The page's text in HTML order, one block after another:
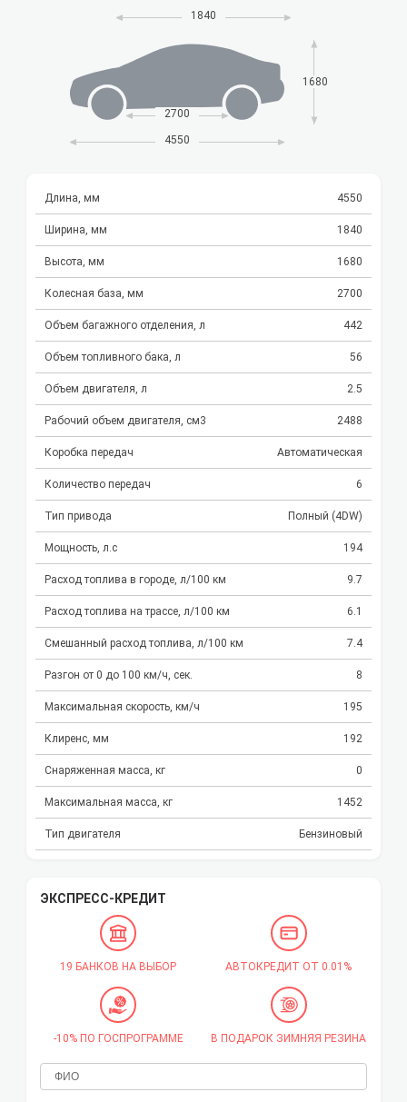
1840
2700
1680
4550
Длина, мм 4550
Ширина, мм 1840
Высота, мм 1680
Колесная база, мм 2700
Объем багажного отделения, л 442
Объем топливного бака, л 56
Объем двигателя, л 2.5
Рабочий объем двигателя, см3 2488
Коробка передач Автоматическая
Количество передач 6
Тип привода Полный (4DW)
Мощность, л.с 194
Расход топлива в городе, л/100 км 9.7
Расход топлива на трассе, л/100 км 6.1
Смешанный расход топлива, л/100 км 7.4
Разгон от 0 до 100 км/ч, сек. 8
Максимальная скорость, км/ч 195
Клиренс, мм 192
Снаряженная масса, кг 0
Максимальная масса, кг 1452
Тип двигателя Бензиновый
ЭКСПРЕСС-КРЕДИТ
19 БАНКОВ НА ВЫБОР АВТОКРЕДИТ ОТ 0.01%
-10% ПО ГОСПРОГРАММЕ В ПОДАРОК ЗИМНЯЯ РЕЗИНА